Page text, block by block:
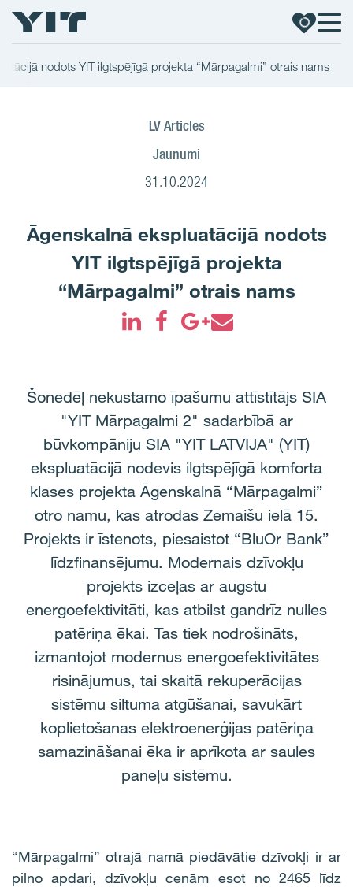
nodots YIT ilgtspējīgā projekta “Mārpagalmi” otrais nams
LV Articles
Jaunumi
31.10.2024
Āgenskalnā ekspluatācijā nodots
YIT ilgtspējīgā projekta
“Mārpagalmi” otrais nams
Šonedēļ nekustamo īpašumu attīstītājs SIA
"YIT Mārpagalmi 2" sadarbībā ar
būvkompāniju SIA "YIT LATVIJA" (YIT)
ekspluatācijā nodevis ilgtspējīgā komforta
klases projekta Āgenskalnā “Mārpagalmi”
otro namu, kas atrodas Zemaišu ielā 15.
Projekts ir īstenots, piesaistot “BluOr Bank”
līdzfinansējumu. Modernais dzīvokļu
projekts izceļas ar augstu
energoefektivitāti, kas atbilst gandrīz nulles
patēriņa ēkai. Tas tiek nodrošināts,
izmantojot modernus energoefektivitātes
risinājumus, tai skaitā rekuperācijas
sistēmu siltuma atgūšanai, savukārt
koplietošanas elektroenerģijas patēriņa
samazināšanai ēka ir aprīkota ar saules
paneļu sistēmu.
“Mārpagalmi” otrajā namā piedāvātie dzīvokļi ir ar
pilno apdari, dzīvokļu cenām esot no 2465 līdz